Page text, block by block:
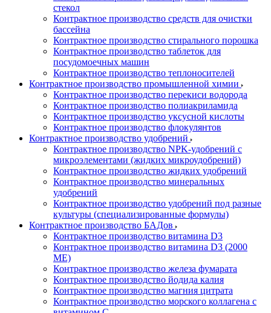
стекол
Контрактное производство средств для очистки
бассейна
Контрактное производство стирального порошка
Контрактное производство таблеток для
посудомоечных машин
Контрактное производство теплоносителей
Контрактное производство промышленной химии
Контрактное производство перекиси водорода
Контрактное производство полиакриламида
Контрактное производство уксусной кислоты
Контрактное производство флокулянтов
Контрактное производство удобрений
Контрактное производство NPK-удобрений с
микроэлементами (жидких микроудобрений)
Контрактное производство жидких удобрений
Контрактное производство минеральных
удобрений
Контрактное производство удобрений под разные
культуры (специализированные формулы)
Контрактное производство БАДов
Контрактное производство витамина D3
Контрактное производство витамина D3 (2000
МЕ)
Контрактное производство железа фумарата
Контрактное производство йодида калия
Контрактное производство магния цитрата
Контрактное производство морского коллагена с